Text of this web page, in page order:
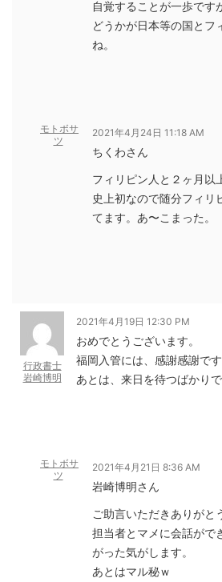
自覚することが一歩です
どうかが日本等の国とフ
ね。
モトボサ
ツ
2021年4月24日 11:18 AM
ちくわさん
フィリピン人と２ヶ月以
史上初なので随分フィリ
てます。あ〜こまった。
行政書士
岩崎博明
2021年4月19日 12:30 PM
おめでとうございます。
福岡入管には、感謝感謝です
あとは、来日を待つばかりで
モトボサ
ツ
2021年4月21日 8:36 AM
岩崎博明さん
ご助言いただきありがと
担当者とマメに会話がで
がった気がします。
あとはマル秘ｗ